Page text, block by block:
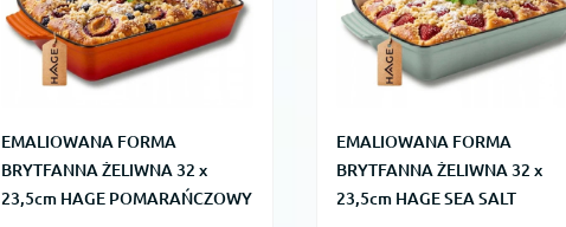
EMALIOWANA FORMA
BRYTFANNA ŻELIWNA 32 x
23,5cm HAGE POMARAŃCZOWY
EMALIOWANA FORMA
BRYTFANNA ŻELIWNA 32 x
23,5cm HAGE SEA SALT